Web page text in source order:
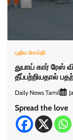
புதிய செய்தி
துபாய் கார் ரேஸ்
தீப்பற்றியதால்
Daily News Tamil
Spread the love